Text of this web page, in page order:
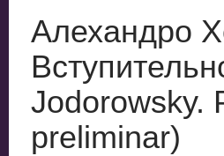
Алехандро
Jodorowsky.
preliminar)